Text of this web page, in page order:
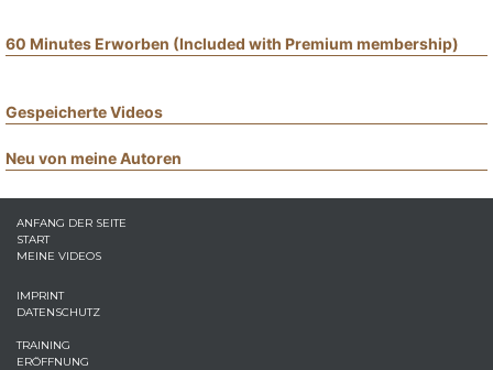
60 Minutes Erworben (Included with Premium membership)
Gespeicherte Videos
Neu von meine Autoren
ANFANG DER SEITE
START
MEINE VIDEOS
IMPRINT
DATENSCHUTZ
TRAINING
ERÖFFNUNG